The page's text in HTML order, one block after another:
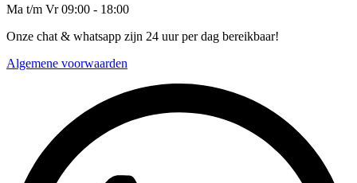
Ma t/m Vr 09:00 - 18:00
Onze chat & whatsapp zijn 24 uur per dag bereikbaar!
Algemene voorwaarden